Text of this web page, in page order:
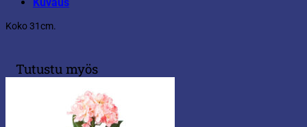
Koko 31cm.
Tutustu myös